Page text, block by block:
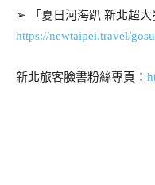
➢ 「夏日河海趴 新北超大
https://newtaipei.travel/
新北旅客臉書粉絲專頁：